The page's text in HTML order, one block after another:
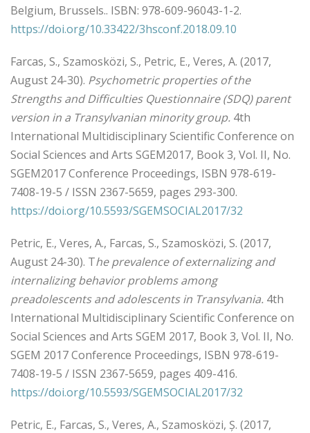
Belgium, Brussels.. ISBN: 978-609-96043-1-2.
https://doi.org/10.33422/3hsconf.2018.09.10
Farcas, S., Szamosközi, S., Petric, E., Veres, A. (2017,
August 24-30). Psychometric properties of the
Strengths and Difficulties Questionnaire (SDQ) parent
version in a Transylvanian minority group. 4th
International Multidisciplinary Scientific Conference on
Social Sciences and Arts SGEM2017, Book 3, Vol. II, No.
SGEM2017 Conference Proceedings, ISBN 978-619-
7408-19-5 / ISSN 2367-5659, pages 293-300.
https://doi.org/10.5593/SGEMSOCIAL2017/32
Petric, E., Veres, A., Farcas, S., Szamosközi, S. (2017,
August 24-30). The prevalence of externalizing and
internalizing behavior problems among
preadolescents and adolescents in Transylvania. 4th
International Multidisciplinary Scientific Conference on
Social Sciences and Arts SGEM 2017, Book 3, Vol. II, No.
SGEM 2017 Conference Proceedings, ISBN 978-619-
7408-19-5 / ISSN 2367-5659, pages 409-416.
https://doi.org/10.5593/SGEMSOCIAL2017/32
Petric, E., Farcas, S., Veres, A., Szamosközi, Ș. (2017,